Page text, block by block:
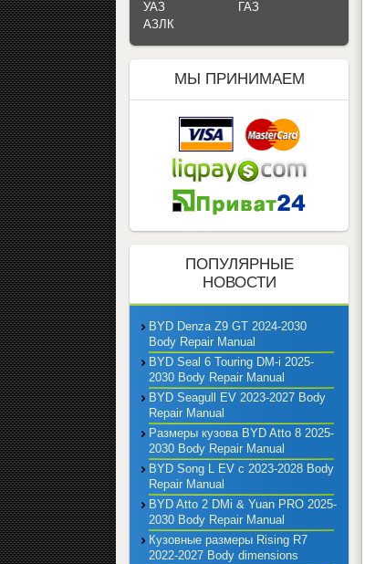
УАЗ
ГАЗ
АЗЛК
МЫ ПРИНИМАЕМ
ПОПУЛЯРНЫЕ
НОВОСТИ
BYD Denza Z9 GT 2024-2030
Body Repair Manual
BYD Seal 6 Touring DM-i 2025-
2030 Body Repair Manual
BYD Seagull EV 2023-2027 Body
Repair Manual
Размеры кузова BYD Atto 8 2025-
2030 Body Repair Manual
BYD Song L EV с 2023-2028 Body
Repair Manual
BYD Atto 2 DMi & Yuan PRO 2025-
2030 Body Repair Manual
Кузовные размеры Rising R7
2022-2027 Body dimensions